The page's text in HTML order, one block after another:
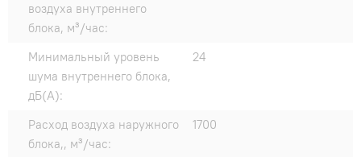
воздуха внутреннего
блока, м³/час:
Минимальный уровень
шума внутреннего блока,
дБ(А):
24
Расход воздуха наружного
блока,, м³/час:
1700